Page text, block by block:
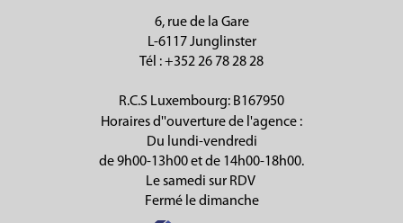
6, rue de la Gare
L-6117 Junglinster
Tél : +352 26 78 28 28
R.C.S Luxembourg: B167950
Horaires d''ouverture de l'agence :
Du lundi-vendredi
de 9h00-13h00 et de 14h00-18h00.
Le samedi sur RDV
Fermé le dimanche